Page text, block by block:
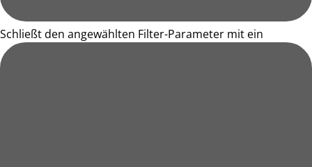
Schließt den angewählten Filter-Parameter mit ein